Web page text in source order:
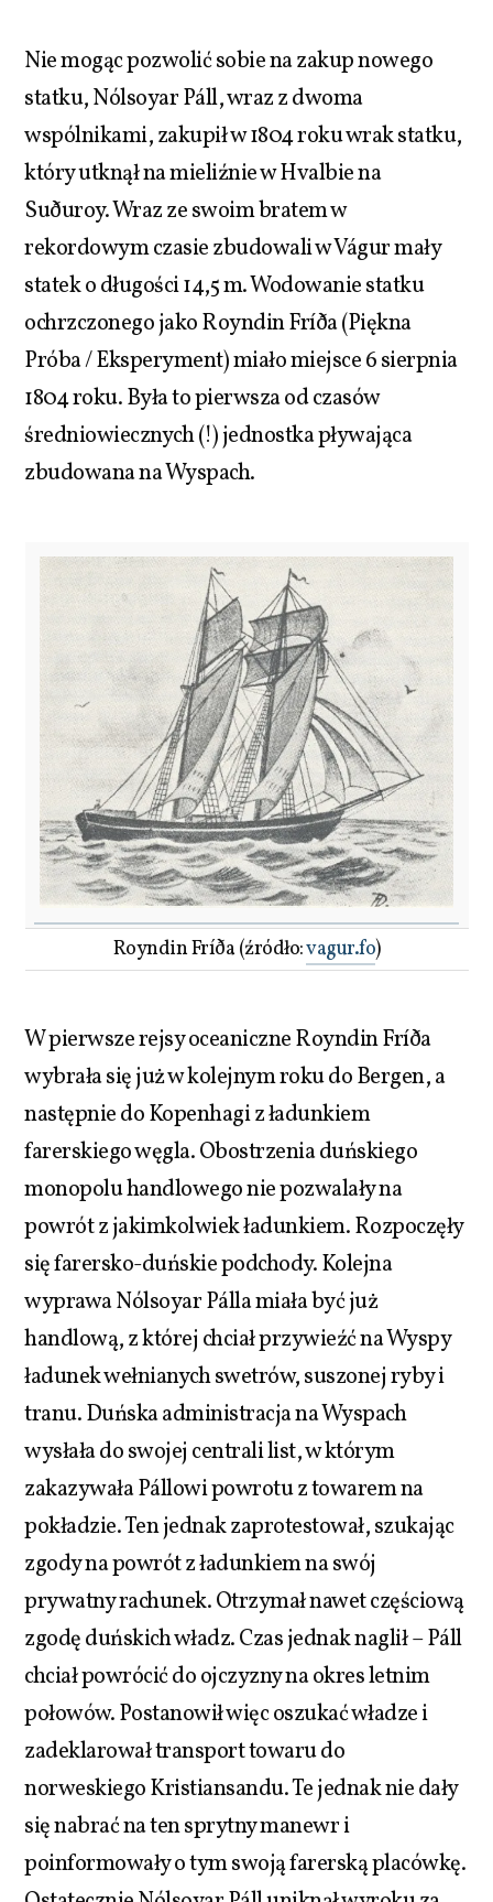
Nie mogąc pozwolić sobie na zakup nowego
statku, Nólsoyar Páll, wraz z dwoma
wspólnikami, zakupił w 1804 roku wrak statku,
który utknął na mieliźnie w Hvalbie na
Suðuroy. Wraz ze swoim bratem w
rekordowym czasie zbudowali w Vágur mały
statek o długości 14,5 m. Wodowanie statku
ochrzczonego jako Royndin Fríða (Piękna
Próba / Eksperyment) miało miejsce 6 sierpnia
1804 roku. Była to pierwsza od czasów
średniowiecznych (!) jednostka pływająca
zbudowana na Wyspach.
Royndin Fríða (źródło:vagur.fo)
W pierwsze rejsy oceaniczne Royndin Fríða
wybrała się już w kolejnym roku do Bergen, a
następnie do Kopenhagi z ładunkiem
farerskiego węgla. Obostrzenia duńskiego
monopolu handlowego nie pozwalały na
powrót z jakimkolwiek ładunkiem. Rozpoczęły
się farersko-duńskie podchody. Kolejna
wyprawa Nólsoyar Pálla miała być już
handlową, z której chciał przywieźć na Wyspy
ładunek wełnianych swetrów, suszonej ryby i
tranu. Duńska administracja na Wyspach
wysłała do swojej centrali list, w którym
zakazywała Pállowi powrotu z towarem na
pokładzie. Ten jednak zaprotestował, szukając
zgody na powrót z ładunkiem na swój
prywatny rachunek. Otrzymał nawet częściową
zgodę duńskich władz. Czas jednak naglił – Páll
chciał powrócić do ojczyzny na okres letnim
połowów. Postanowił więc oszukać władze i
zadeklarował transport towaru do
norweskiego Kristiansandu. Te jednak nie dały
się nabrać na ten sprytny manewr i
poinformowały o tym swoją farerską placówkę.